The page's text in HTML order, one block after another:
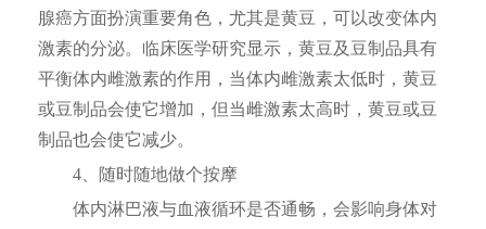
腺癌方面扮演重要角色，尤其是黄豆，可以改变体内
激素的分泌。临床医学研究显示，黄豆及豆制品具有
平衡体内雌激素的作用，当体内雌激素太低时，黄豆
或豆制品会使它增加，但当雌激素太高时，黄豆或豆
制品也会使它减少。
4、随时随地做个按摩
体内淋巴液与血液循环是否通畅，会影响身体对